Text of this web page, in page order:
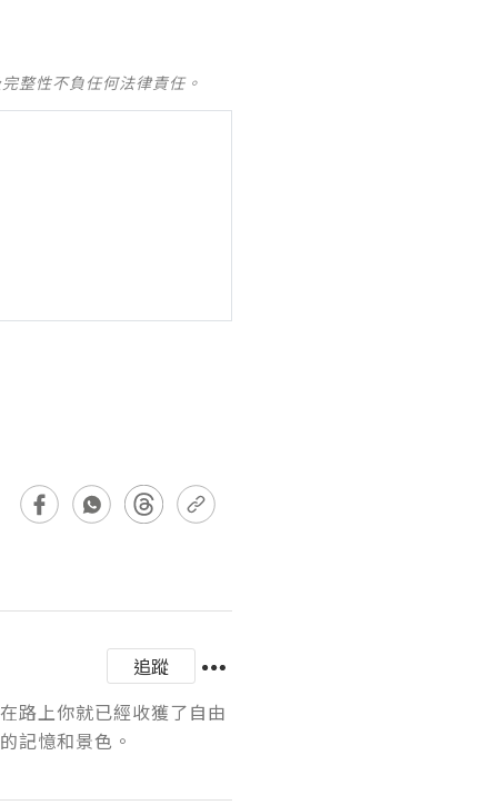
整性不負任何法律責任。
追蹤
路上你就已經收獲了自由
記憶和景色。